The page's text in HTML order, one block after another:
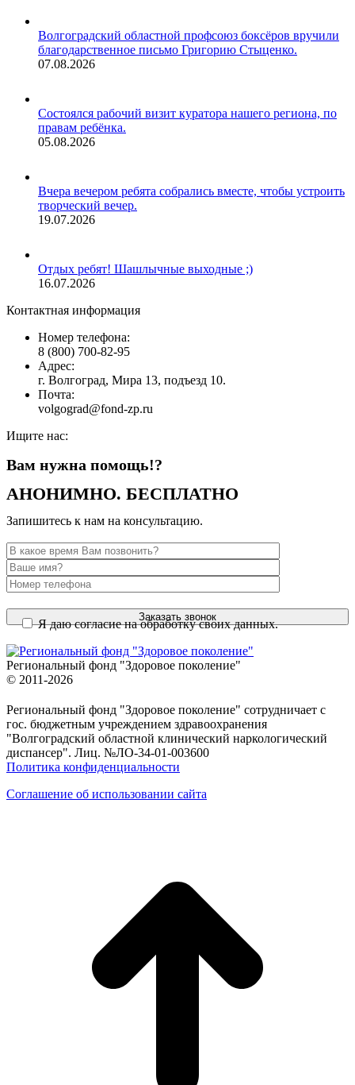
Волгоградский областной профсоюз боксёров вручили
благодарственное письмо Григорию Стыценко.
07.08.2026
Состоялся рабочий визит куратора нашего региона, по
правам ребёнка.
05.08.2026
Вчера вечером ребята собрались вместе, чтобы устроить
творческий вечер.
19.07.2026
Отдых ребят! Шашлычные выходные ;)
16.07.2026
Контактная информация
Номер телефона:
8 (800) 700-82-95
Адрес:
г. Волгоград, Мира 13, подъезд 10.
Почта:
volgograd@fond-zp.ru
Ищите нас:
Страница
YouTube
открывается
новом
Страница
Инстаграм
открывается
новом
Страница
Whatsapp
открывается
новом
Страница
Телеграм
открывается
новом
Вам нужна помощь!?
АНОНИМНО. БЕСПЛАТНО
Запишитесь к нам на консультацию.
Я даю согласие на обработку своих данных.
Региональный фонд "Здоровое поколение"
© 2011-2026
Региональный фонд "Здоровое поколение" сотрудничает с
гос. бюджетным учреждением здравоохранения
"Волгоградский областной клинический наркологический
диспансер". Лиц. №ЛО-34-01-003600
Политика конфиденциальности
Соглашение об использовании сайта